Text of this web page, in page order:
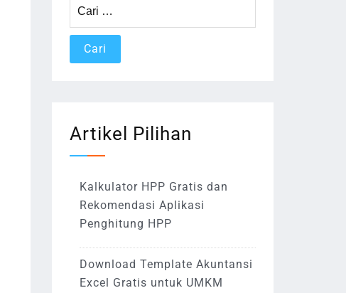
untuk:
Artikel Pilihan
Kalkulator HPP Gratis dan
Rekomendasi Aplikasi
Penghitung HPP
Download Template Akuntansi
Excel Gratis untuk UMKM